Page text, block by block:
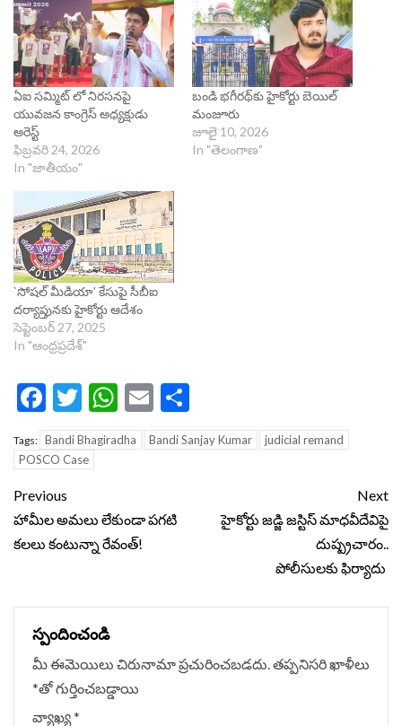
ఏఐ సమ్మిట్ లో నిరసనపై
యువజన కాంగ్రెస్ అధ్యక్షుడు
అరెస్ట్
ఫిబ్రవరి 24, 2026
In "జాతీయం"
బండి భగీరథ్‌కు హైకోర్టు బెయిల్
మంజూరు
జూలై 10, 2026
In "తెలంగాణ"
`సోషల్ మీడియా’ కేసుపై సీబీఐ
దర్యాప్తునకు హైకోర్టు ఆదేశం
సెప్టెంబర్ 27, 2025
In "ఆంధ్రప్రదేశ్"
Facebook
Twitter
WhatsApp
Email
Tags: Bandi Bhagiradha Bandi Sanjay Kumar
judicial remand
POSCO Case
Continue
Reading
Previous
హామీల అమలు లేకుండా పగటి
కలలు కంటున్నా రేవంత్!
Next
హైకోర్టు జడ్జి జస్టిస్ మాధవీదేవిపై
దుష్ప్రచారం..
పోలీసులకు ఫిర్యాదు
స్పందించండి
మీ ఈమెయిలు చిరునామా ప్రచురించబడదు.తప్పనిసరి ఖాళీలు
*‌తో గుర్తించబడ్డాయి
వ్యాఖ్య*